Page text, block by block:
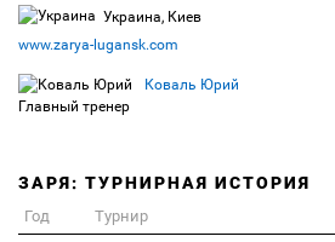
Украина, Киев
www.zarya-lugansk.com
Коваль Юрий
Главный тренер
ЗАРЯ: ТУРНИРНАЯ ИСТОРИЯ
Год Турнир